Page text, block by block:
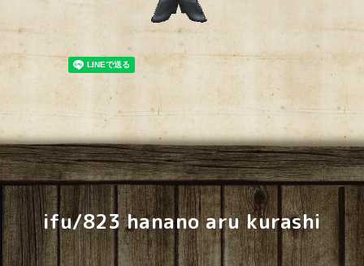
ifu/823 hanano aru kurashi